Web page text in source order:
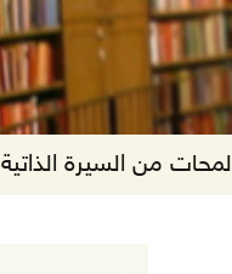
لمحات من السيرة الذاتية